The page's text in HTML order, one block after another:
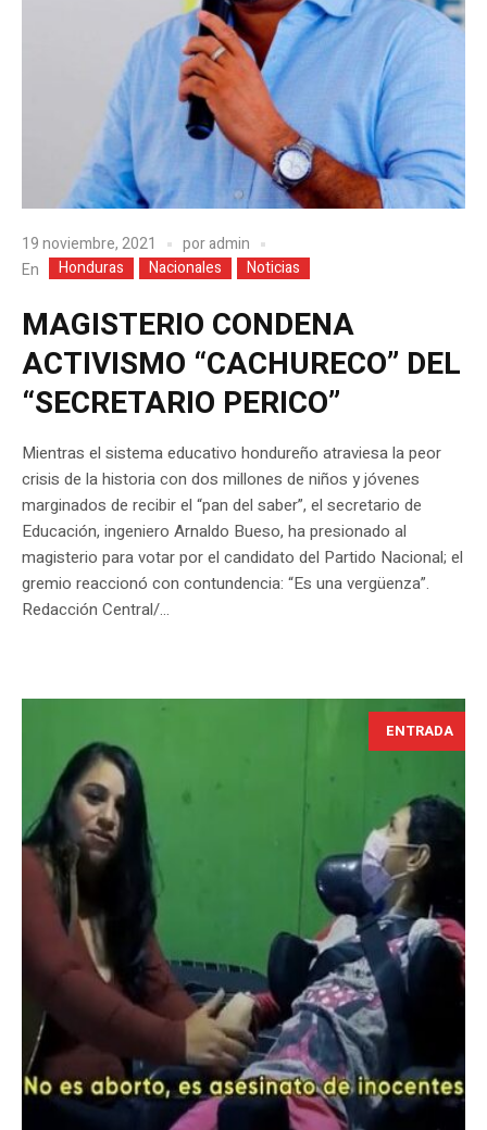
19 noviembre, 2021 poradmin
En
Honduras Nacionales Noticias
MAGISTERIO CONDENA
ACTIVISMO “CACHURECO” DEL
“SECRETARIO PERICO”
Mientras el sistema educativo hondureño atraviesa la peor
crisis de la historia con dos millones de niños y jóvenes
marginados de recibir el “pan del saber”, el secretario de
Educación, ingeniero Arnaldo Bueso, ha presionado al
magisterio para votar por el candidato del Partido Nacional; el
gremio reaccionó con contundencia: “Es una vergüenza”.
Redacción Central/...
ENTRADA